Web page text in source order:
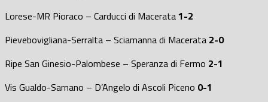
Lorese-MR Pioraco – Carducci di Macerata1-2
Pievebovigliana-Serralta – Sciamanna di Macerata 2-0
Ripe San Ginesio-Palombese – Speranza di Fermo 2-1
Vis Gualdo-Sarnano – D’Angelo di Ascoli Piceno 0-1